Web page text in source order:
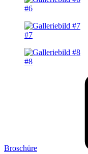
#6
#7
#8
Broschüre